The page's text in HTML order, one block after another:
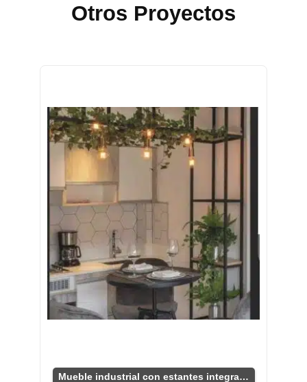
Otros Proyectos
Mueble industrial con estantes integrados